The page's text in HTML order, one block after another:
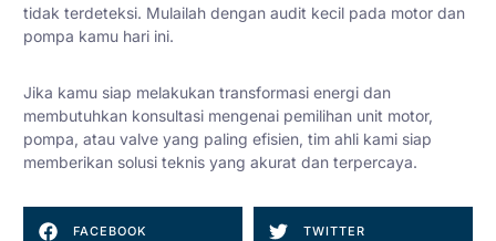
tidak terdeteksi. Mulailah dengan audit kecil pada motor dan
pompa kamu hari ini.
Jika kamu siap melakukan transformasi energi dan
membutuhkan konsultasi mengenai pemilihan unit motor,
pompa, atau valve yang paling efisien, tim ahli kami siap
memberikan solusi teknis yang akurat dan terpercaya.
FACEBOOK TWITTER